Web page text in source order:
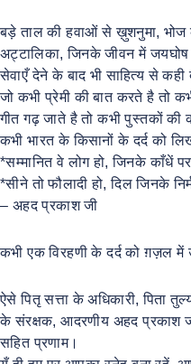
बड़े ताल की हवाओं से ख़ुशनुमा, भोज
अट्टालिका, जिनके जीवन में जयघोष
सेवाएँ देने के बाद भी साहित्य से कही
जो कभी प्रेमी की बात करते है तो
गीत गढ़ जाते है तो कभी पुस्तकों की
कभी भारत के किसानों के दर्द को
*सम्मानित वे लोग हो, जिनके काँधें
*सीने तो फौलादी हो, दिल जिनके
– अहद प्रकाश जी
कभी एक विरहणी के दर्द को ग़ज़ल में
ऐसे पितृ सत्ता के अधिकारी, पिता
के संरक्षक, आदरणीय अहद प्रकाश
सहित प्रणाम।